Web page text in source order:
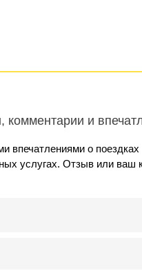
комментарии и
впечатлениями о
услугах. Отзыв или ваш